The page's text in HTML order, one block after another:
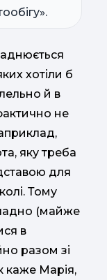
хотіли б
й в
не
яку треба
для
Тому
(майже
в
разом зі
каже Марія,